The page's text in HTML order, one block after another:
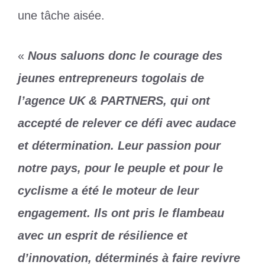
une tâche aisée.
« Nous saluons donc le courage des
jeunes entrepreneurs togolais de
l’agence UK & PARTNERS, qui ont
accepté de relever ce défi avec audace
et détermination. Leur passion pour
notre pays, pour le peuple et pour le
cyclisme a été le moteur de leur
engagement. Ils ont pris le flambeau
avec un esprit de résilience et
d’innovation, déterminés à faire revivre